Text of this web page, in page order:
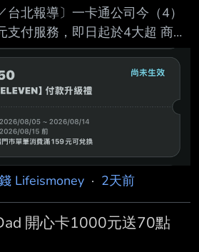
台北報導〕一卡通公司今（4）
支付服務，即日起於4大超 商開
卡及王道銀行Debit卡綁定付
5日起祭出限時領券活動 、「限
入指定優惠券代碼即可領取7-
優惠券，單筆消費滿159 元即可
30%。 一卡通 iPASS MONEY
支付應用場景，目前4大超商已
山信 用卡及王道Debit卡付款，
可綁定中國信託信用卡付款。
服務擴增，一卡通公司自8月5日
Lifeismoney · 2天前
開心卡1000元送70點